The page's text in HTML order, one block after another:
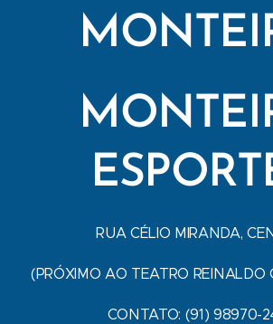
RUA CÉLIO MIRANDA,
(PRÓXIMO AO TEATRO REINALDO
CONTATO: (91) 98970-